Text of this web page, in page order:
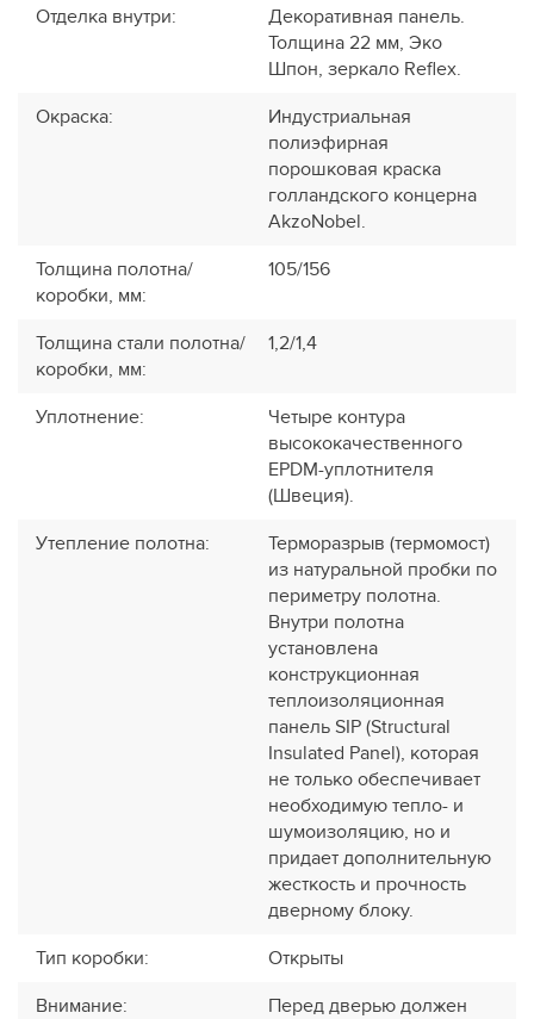
Отделка внутри:
Декоративная панель.
Толщина 22 мм, Эко
Шпон, зеркало Reflex.
Окраска:
Индустриальная
полиэфирная
порошковая краска
голландского концерна
AkzoNobel.
Толщина полотна/
коробки, мм:
105/156
Толщина стали полотна/
коробки, мм:
1,2/1,4
Уплотнение:
Четыре контура
высококачественного
EPDM-уплотнителя
(Швеция).
Утепление полотна:
Терморазрыв (термомост)
из натуральной пробки по
периметру полотна.
Внутри полотна
установлена
конструкционная
теплоизоляционная
панель SIP (Structural
Insulated Panel), которая
не только обеспечивает
необходимую тепло- и
шумоизоляцию, но и
придает дополнительную
жесткость и прочность
дверному блоку.
Тип коробки:
Открыты
Внимание:
Перед дверью должен